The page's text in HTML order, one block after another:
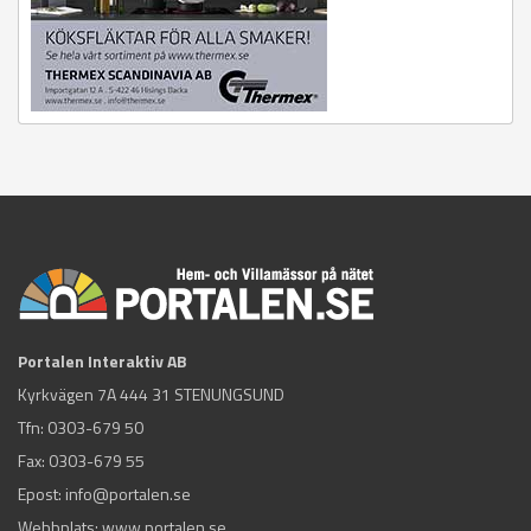
Portalen Interaktiv AB
Kyrkvägen 7A 444 31 STENUNGSUND
Tfn: 0303-679 50
Fax: 0303-679 55
Epost: info@portalen.se